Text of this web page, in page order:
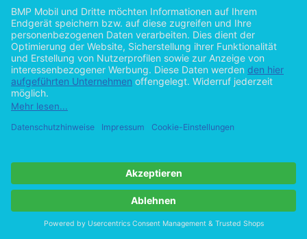
Hilfe/FAQ
Impressum
Datenschutz
AGB
Vertrag widerrufen
Zur Desktop-Version
Copyright ©Imprint in der Bedey & Thoms Media GmbH
byOpen Publishing